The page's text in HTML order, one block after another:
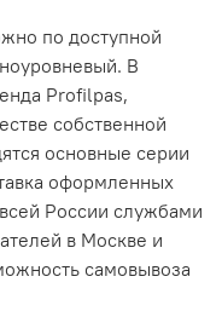
по доступной
В
Profilpas,
собственной
основные серии
оформленных
России службами
в Москве и
самовывоза